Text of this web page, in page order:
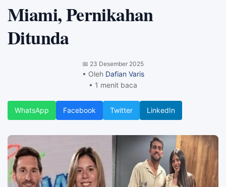
Miami, Pernikahan
Ditunda
📅 23 Desember 2025
• Oleh Dafian Varis
• 1 menit baca
WhatsApp Facebook Twitter LinkedIn